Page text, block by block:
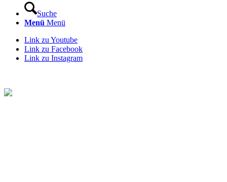
Suche
Menü Menü
Link zu Youtube
Link zu Facebook
Link zu Instagram